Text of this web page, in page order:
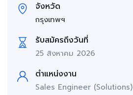
จังหวัด
กรุงเทพฯ
รับสมัครถึงวันที่
25 สิงหาคม 2026
ตำแหน่งงาน
Sales Engineer (Solutions)